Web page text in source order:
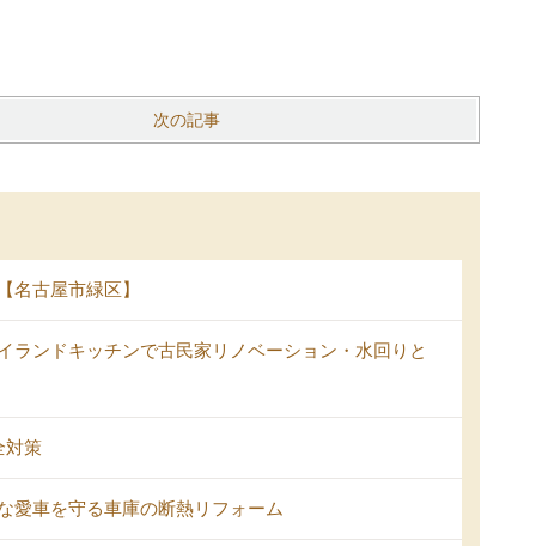
次の記事
古屋市緑区】
ンドキッチンで古民家リノベーション・水回りと
対策
愛車を守る車庫の断熱リフォーム